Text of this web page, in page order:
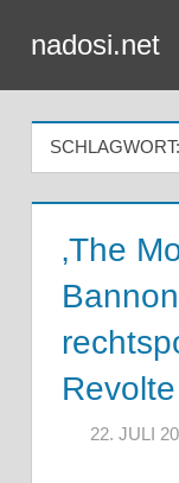
Inhalt
springen
nadosi.net
SCHLAGWORT:
‚The
22. JULI